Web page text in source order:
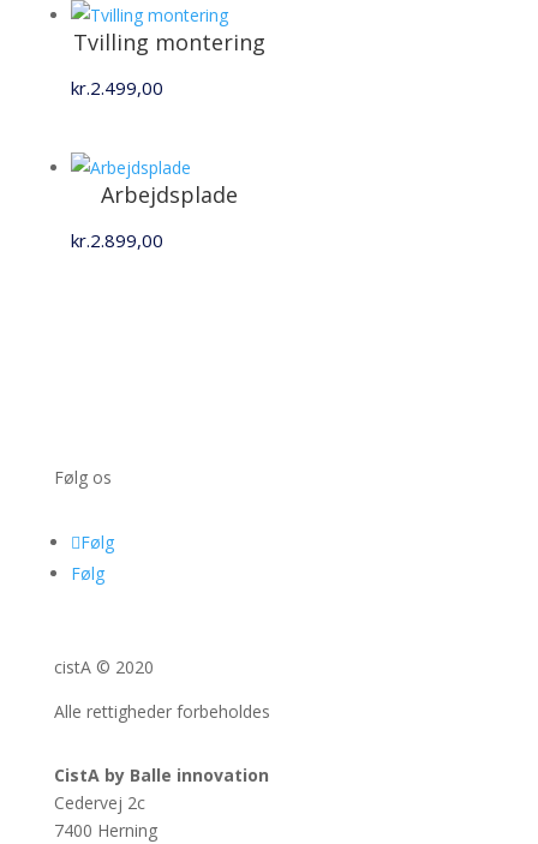
Tvilling montering
kr.2.499,00
Arbejdsplade
kr.2.899,00
Følg os
Følg
Følg
cistA © 2020
Alle rettigheder forbeholdes
CistA by Balle innovation
Cedervej 2c
7400 Herning